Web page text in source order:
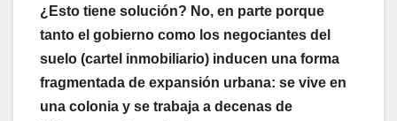
¿Esto tiene solución? No, en parte porque
tanto el gobierno como los negociantes del
suelo (cartel inmobiliario) inducen una forma
fragmentada de expansión urbana: se vive en
una colonia y se trabaja a decenas de